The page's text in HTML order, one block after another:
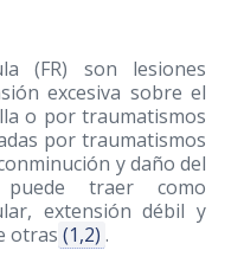
(FR) son lesiones
excesiva sobre el
o por traumatismos
por traumatismos
y daño del
traer como
extensión débil y
otras (1,2) .